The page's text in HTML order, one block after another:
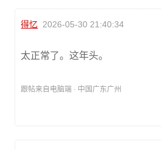
得忆 2026-05-30 21:40:34
太正常了。这年头。
跟帖来自电脑端 · 中国广东广州